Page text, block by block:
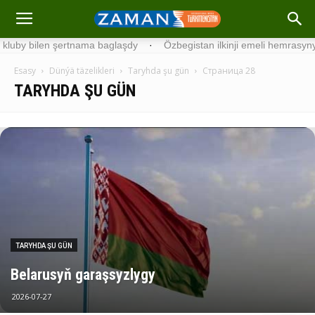
şertnama baglaşdy · Özbegistan ilkinji emeli hemrasyny uçurdy
Esasy Dünýä täzelikleri Taryhda şu gün Страница 28
TARYHDA ŞU GÜN
TARYHDA ŞU GÜN
Belarusyň garaşsyzlygy
2026-07-27